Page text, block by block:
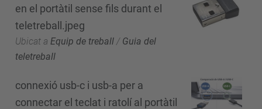
en el portàtil sense fils durant el
teletreball.jpeg
Ubicat a Equip de treball / Guia del
teletreball
connexió usb-c i usb-a per a
connectar el teclat i ratolí al portàtil